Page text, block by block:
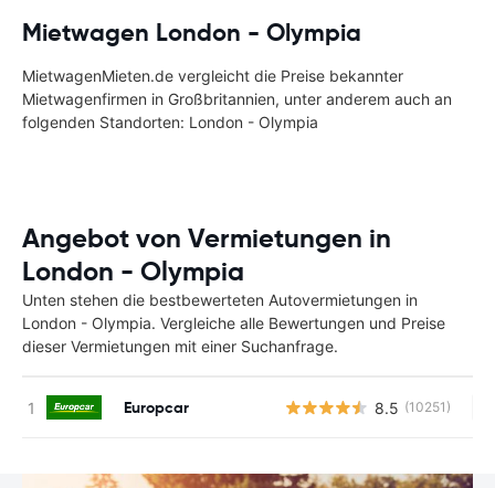
Mietwagen London - Olympia
MietwagenMieten.de vergleicht die Preise bekannter
Mietwagenfirmen in Großbritannien, unter anderem auch an
folgenden Standorten: London - Olympia
Angebot von Vermietungen in
London - Olympia
Unten stehen die bestbewerteten Autovermietungen in
London - Olympia. Vergleiche alle Bewertungen und Preise
dieser Vermietungen mit einer Suchanfrage.
Europcar 8.5 (10251)